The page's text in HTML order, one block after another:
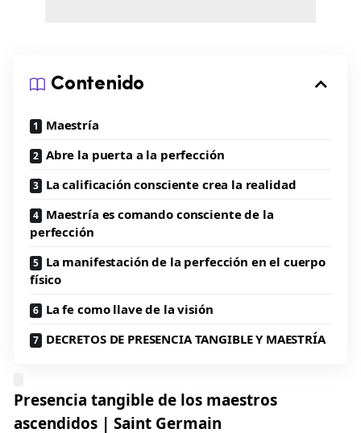
Contenido
Maestría
Abre la puerta a la perfección
La calificación consciente crea la realidad
Maestría es comando consciente de la
perfección
La manifestación de la perfección en el cuerpo
físico
La fe como llave de la visión
DECRETOS DE PRESENCIA TANGIBLE Y MAESTRÍA
Presencia tangible de los maestros
ascendidos | Saint Germain